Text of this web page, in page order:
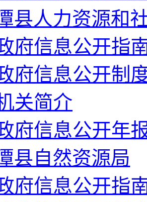
县人力资源和
府信息公开指
府信息公开制
关简介
府信息公开年
县自然资源局
府信息公开指